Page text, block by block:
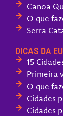
Canoa
O que
Serra
DICAS DA
15
Primeira
O que
Cidades
Cidades